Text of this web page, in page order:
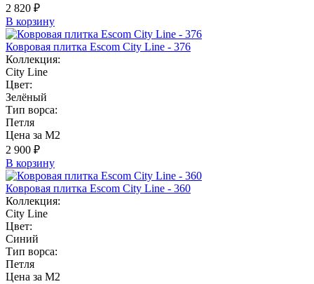
2 820 ₽
В корзину
Ковровая плитка Escom City Line - 376
Коллекция:
City Line
Цвет:
Зелёный
Тип ворса:
Петля
Цена за М2
2 900 ₽
В корзину
Ковровая плитка Escom City Line - 360
Коллекция:
City Line
Цвет:
Синий
Тип ворса:
Петля
Цена за М2